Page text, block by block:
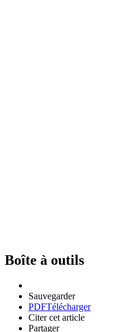
Boîte à outils
Sauvegarder
PDFTélécharger
Citer cet article
Partager